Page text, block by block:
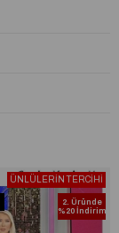
2. Üründe
%20 İndirim
ÜNLÜLERİN TERCİHİ